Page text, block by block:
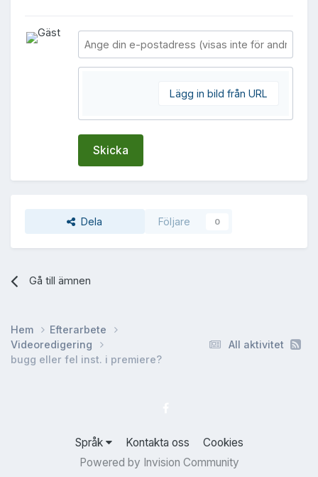
Lägg in bild från URL
Skicka
Dela Följare 0
Gå till ämnen
All aktivitet
Hem
Efterarbete
Videoredigering
bugg eller fel inst. i premiere?
Språk Kontakta oss
Cookies
Powered by Invision Community